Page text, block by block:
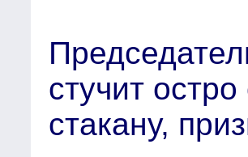
стучит
стакану,